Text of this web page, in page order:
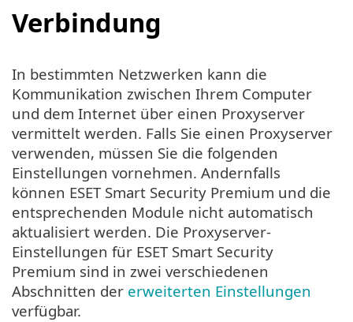
Verbindung
In bestimmten Netzwerken kann die
Kommunikation zwischen Ihrem Computer
und dem Internet über einen Proxyserver
vermittelt werden. Falls Sie einen Proxyserver
verwenden, müssen Sie die folgenden
Einstellungen vornehmen. Andernfalls
können ESET Smart Security Premium und die
entsprechenden Module nicht automatisch
aktualisiert werden. Die Proxyserver-
Einstellungen für ESET Smart Security
Premium sind in zwei verschiedenen
Abschnitten der erweiterten Einstellungen
verfügbar.